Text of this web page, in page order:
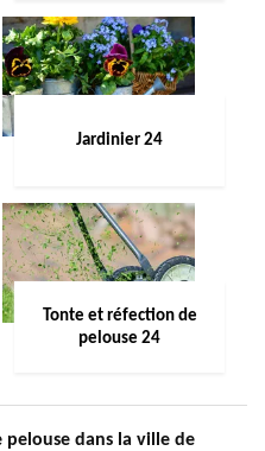
Jardinier 24
Tonte et réfection de
pelouse 24
dans la ville de